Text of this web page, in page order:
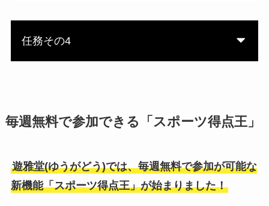
任務その4
毎週無料で参加できる「スポーツ得点王」
遊雅堂(ゆうがどう)では、毎週無料で参加が可能な
新機能「スポーツ得点王」が始まりました！